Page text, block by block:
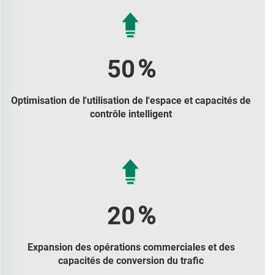
50%
Optimisation de l'utilisation de l'espace et capacités de
contrôle intelligent
20%
Expansion des opérations commerciales et des
capacités de conversion du trafic